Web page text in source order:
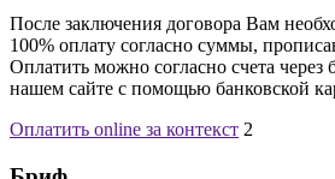
После заключения договора Вам
100% оплату согласно суммы,
Оплатить можно согласно счета через
нашем сайте с помощью банковской
Оплатить online за контекст 2